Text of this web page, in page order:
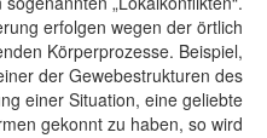
erfolgen wegen der örtlich
Körperprozesse. Beispiel,
der Gewebestrukturen des
einer Situation, eine geliebte
gekonnt zu haben, so wird